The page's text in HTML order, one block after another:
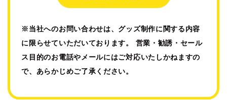
※当社へのお問い合わせは、グッズ制作に関する内容
に限らせていただいております。
営業・勧誘・セール
ス目的のお電話やメールにはご対応いたしかねますの
で、あらかじめご了承ください。